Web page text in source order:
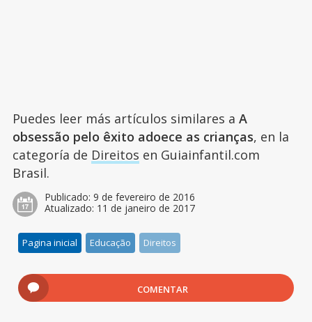
Puedes leer más artículos similares a A
obsessão pelo êxito adoece as crianças, en la
categoría de Direitos en Guiainfantil.com
Brasil.
Publicado: 9 de fevereiro de 2016
Atualizado: 11 de janeiro de 2017
Pagina inicial Educação Direitos
COMENTAR